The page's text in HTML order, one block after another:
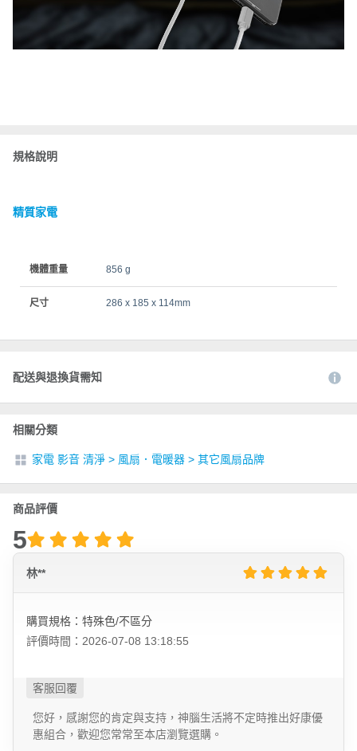
規格說明
精質家電
機體重量 856 g
尺寸 286 x 185 x 114mm
配送與退換貨需知
相關分類
家電 影音 清淨 > 風扇．電暖器 > 其它風扇品牌
商品評價
5
林**
購買規格：特殊色/不區分
評價時間：2026-07-08 13:18:55
您好，感謝您的肯定與支持，神腦生活將不定時推出好康優
惠組合，歡迎您常常至本店瀏覽選購。